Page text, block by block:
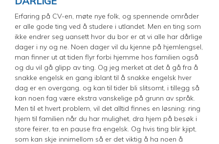
Erfaring på CV-en, møte nye folk, og spennende områder
er alle gode ting ved å studere i utlandet. Men en ting som
ikke endrer seg uansett hvor du bor er at vi alle har dårlige
dager i ny og ne. Noen dager vil du kjenne på hjemlengsel,
man finner ut at tiden flyr forbi hjemme hos familien også
og du vil gå glipp av ting. Og jeg merket at det å gå fra å
snakke engelsk en gang iblant til å snakke engelsk hver
dag er en overgang, og kan til tider bli slitsomt, i tillegg så
kan noen fag være ekstra vanskelige på grunn av språk.
Men til et hvert problem, vil det alltid finnes en løsning: ring
hjem til familien når du har mulighet, dra hjem på besøk i
store feirer, ta en pause fra engelsk. Og hvis ting blir kjipt,
som kan skje innimellom så er det viktig å ha noen å